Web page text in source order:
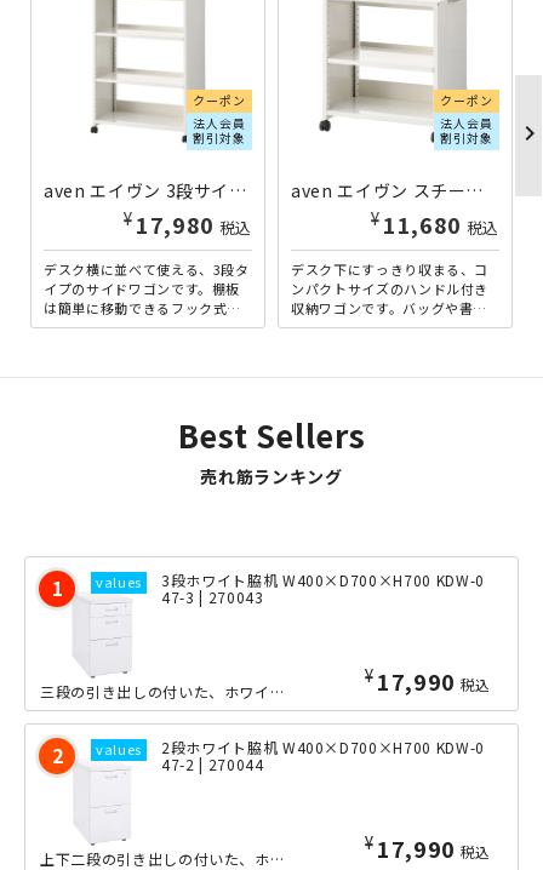
クーポン
法人会員
割引対象
aven エイヴン 3段サイドワゴン W720×D383×H1005 ホワイト IB-HXM176499-WH | 376499
¥ 17,980 税込
デスク横に並べて使える、3段タ
イプのサイドワゴンです。棚板
は簡単に移動できるフック式
で、30段階29mmピッチで高さ
クーポン
法人会員
割引対象
aven エイヴン スチールデスク下ワゴン ハンドル付き W610×D383×H605 ホワイト IB-HXM176475-WH | 376475
¥ 11,680 税込
デスク下にすっきり収まる、コ
ンパクトサイズのハンドル付き
収納ワゴンです。バッグや書
類、PC周辺機器の収納に便利
chevron_right
Best Sellers
売れ筋ランキング
3段ホワイト脇机 W400×D700×H700 KDW-0
47-3 | 270043
¥ 17,990 税込
三段の引き出しの付いた、ホワイト脇机。高さが700mmと、標準的なデスクやテーブ...
2段ホワイト脇机 W400×D700×H700 KDW-0
47-2 | 270044
¥ 17,990 税込
上下二段の引き出しの付いた、ホワイト脇机。高さが700mmと、標準的なデスクやテ...